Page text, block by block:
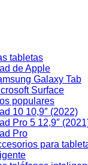
tabletas
de Apple
Galaxy Tab
Surface
populares
10 10,9″ (2022)
Pro 5 12,9″
Pro
para